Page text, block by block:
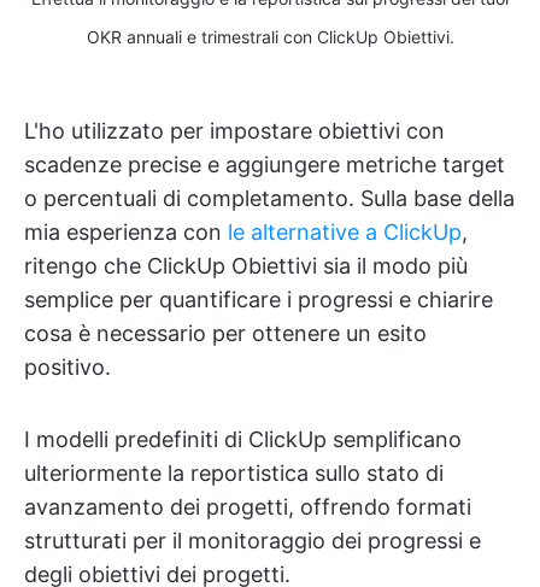
OKR annuali e trimestrali con ClickUp Obiettivi.
L'ho utilizzato per impostare obiettivi con
scadenze precise e aggiungere metriche target
o percentuali di completamento. Sulla base della
mia esperienza con le alternative a ClickUp,
ritengo che ClickUp Obiettivi sia il modo più
semplice per quantificare i progressi e chiarire
cosa è necessario per ottenere un esito
positivo.
I modelli predefiniti di ClickUp semplificano
ulteriormente la reportistica sullo stato di
avanzamento dei progetti, offrendo formati
strutturati per il monitoraggio dei progressi e
degli obiettivi dei progetti.